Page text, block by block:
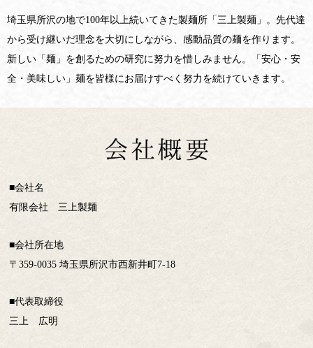
埼玉県所沢の地で100年以上続いてきた製麺所「三上製麺」。先代達
から受け継いだ理念を大切にしながら、感動品質の麺を作ります。
新しい「麺」を創るための研究に努力を惜しみません。「安心・安
全・美味しい」麺を皆様にお届けすべく努力を続けていきます。
■会社名
有限会社 三上製麺
■会社所在地
〒359-0035 埼玉県所沢市西新井町7-18
■代表取締役
三上 広明